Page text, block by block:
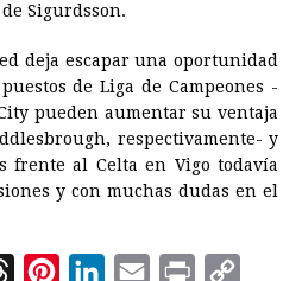
Sigurdsson.
deja escapar una oportunidad
de Liga de Campeones -
pueden aumentar su ventaja
respectivamente- y
frente al Celta en Vigo todavía
y con muchas dudas en el